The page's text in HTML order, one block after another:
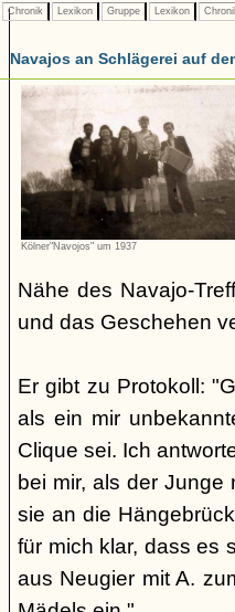
Chronik Lexikon Gruppe Lexikon
Navajos an Schlägerei auf
Kölner"Navojos" um 1937
Nähe des Navajo-
und das Geschehen
Er gibt zu Protokoll:
als ein mir
Clique sei. Ich
bei mir, als der
sie an die
für mich klar, dass es
aus Neugier mit A.